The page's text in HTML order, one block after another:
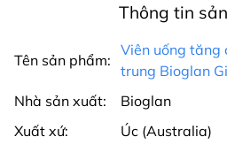
Thông tin
Tên sản phẩm:
Viên uống tăng
trung Bioglan
Nhà sản xuất:
Bioglan
Xuất xứ:
Úc (Australia)